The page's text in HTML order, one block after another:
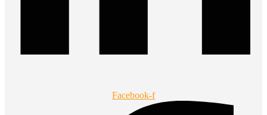
Facebook-f